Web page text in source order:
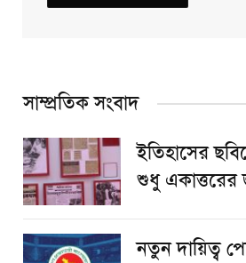
সাম্প্রতিক সংবাদ
ইতিহাসের
শুধু একাত্তরের
নতুন দায়িত্ব